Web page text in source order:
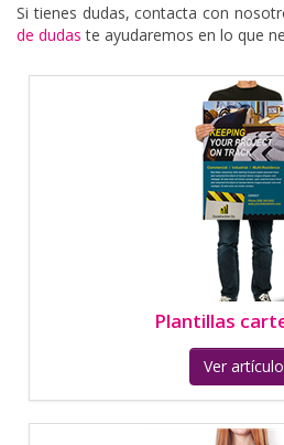
Si tienes dudas, contacta con
de dudas te ayudaremos en lo que
Plantillas carteles A2
Ver
Sube tu Archivo de cartel A2